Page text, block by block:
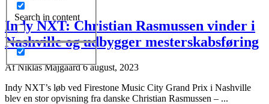
Search in content
Indy NXT: Christian Rasmussen vinder i
Nashville og udbygger mesterskabsføring
AfNiklas Majgaard6 august, 2023
Indy NXT’s løb ved Firestone Music City Grand Prix i Nashville
blev en stor opvisning fra danske Christian Rasmussen – ...